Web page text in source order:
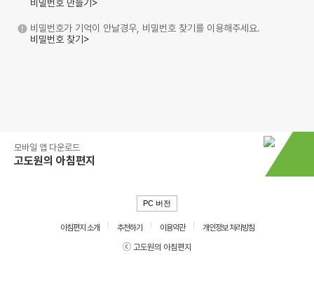
비밀번호 만들기>
비밀번호가 기억이 안날경우, 비밀번호 찾기를 이용해주세요.
비밀번호 찾기>
모바일 앱 다운로드
고도원의 아침편지
PC 버전
아침편지 소개 추천하기 이용약관
개인정보 처리방침
ⓒ 고도원의 아침편지